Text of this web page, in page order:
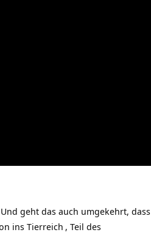
geht das auch umgekehrt, dass
ins Tierreich , Teil des